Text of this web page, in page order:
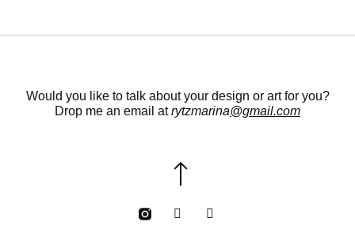
Would you like to talk about your design or art for you?
Drop me an email atrytzmarina@gmail.com